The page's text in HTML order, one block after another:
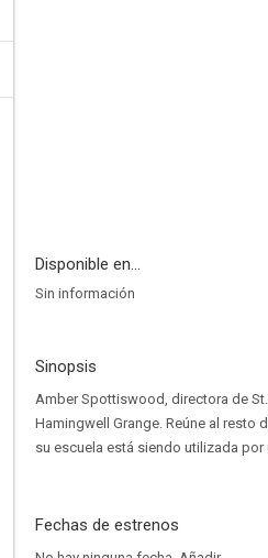
Disponible en...
Sin información
Sinopsis
Amber Spottiswood, directora de
Hamingwell Grange. Reúne al
su escuela está siendo utilizada
Fechas de estrenos